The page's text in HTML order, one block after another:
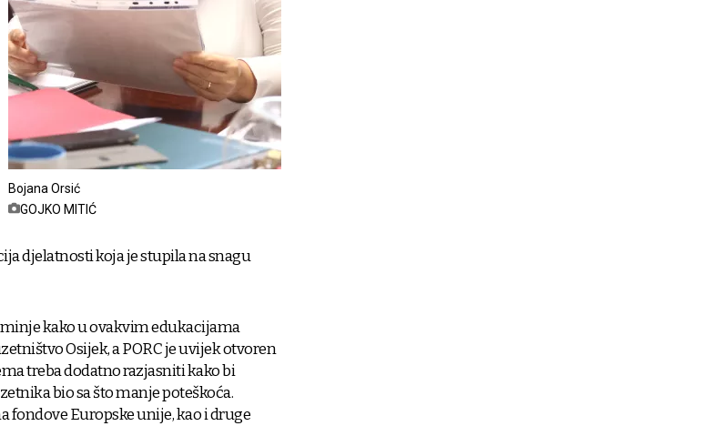
Bojana Orsić
GOJKO MITIĆ
djelatnosti koja je stupila na snagu
kako u ovakvim edukacijama
Osijek, a PORC je uvijek otvoren
treba dodatno razjasniti kako bi
bio sa što manje poteškoća.
fondove Europske unije, kao i druge